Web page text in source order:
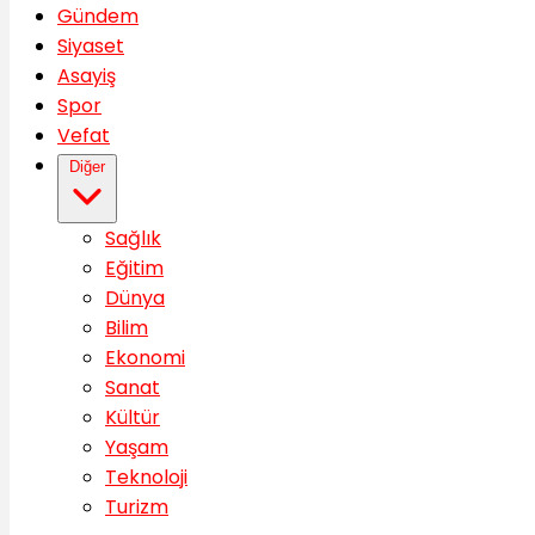
Gündem
Siyaset
Asayiş
Spor
Vefat
Diğer
Sağlık
Eğitim
Dünya
Bilim
Ekonomi
Sanat
Kültür
Yaşam
Teknoloji
Turizm